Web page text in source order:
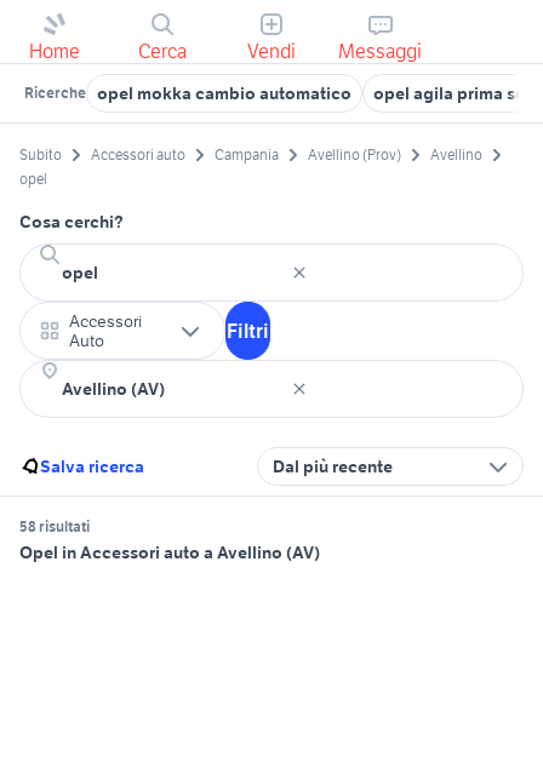
Home Cerca Vendi Messaggi
Ricerche opel mokka cambio automatico opel agila prima
Subito Accessori auto Campania Avellino (Prov)
Avellino
opel
Cosa cerchi?
Accessori
Auto
Filtri
Salva ricerca Dal più recente
58 risultati
Opel in Accessori auto a Avellino (AV)